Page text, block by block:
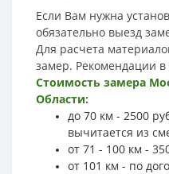
Если Вам нужна
обязательно выезд
Для расчета
замер. Рекомендации в
Стоимость замера
Области:
до 70 км - 2500
вычитается из
от 71 - 100 км -
от 101 км - по